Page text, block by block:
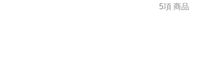
5項 商品